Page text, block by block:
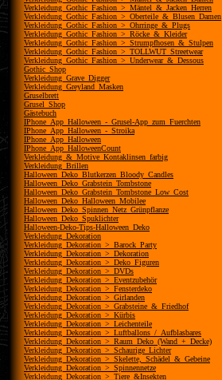
Verkleidung_Gothic_Fashion_>_Mäntel_&_Jacken_Herren
Verkleidung_Gothic_Fashion_>_Oberteile_&_Blusen_Damen
Verkleidung_Gothic_Fashion_>_Ohrringe_&_Plugs
Verkleidung_Gothic_Fashion_>_Röcke_&_Kleider
Verkleidung_Gothic_Fashion_>_Strumpfhosen_&_Stulpen
Verkleidung_Gothic_Fashion_>_TOLLWUT_Streetwear
Verkleidung_Gothic_Fashion_>_Underwear_&_Dessous
Gothic_Shop
Verkleidung_Grave_Digger
Verkleidung_Greyland_Masken
Gruselbrett
Grusel_Shop
Gästebuch
IPhone_App_Halloween_-_Grusel-App_zum_Fuerchten
IPhone_App_Halloween_-_Stroika
IPhone_App_Halloween
IPhone_App_HalloweenCount
Verkleidung_&_Motive_Kontaklinsen_farbig
Verkleidung_Brillen
Halloween_Deko_Blutkerzen_Bloody_Candles
Halloween_Deko_Grabstein_Tombstone
Halloween_Deko_Grabstein_Tombstone_Low_Cost
Halloween_Deko_Halloween_Mobilee
Halloween_Deko_Spinnen_Netz_Grünpflanze
Halloween_Deko_Spuklichter
Halloween-Deko-Tips-Halloween_Deko
Verkleidung_Dekoration
Verkleidung_Dekoration_>_Barock_Party
Verkleidung_Dekoration_>_Dekoration
Verkleidung_Dekoration_>_Deko_Figuren
Verkleidung_Dekoration_>_DVDs
Verkleidung_Dekoration_>_Eventzubehör
Verkleidung_Dekoration_>_Fensterdeko
Verkleidung_Dekoration_>_Girlanden
Verkleidung_Dekoration_>_Grabsteine_&_Friedhof
Verkleidung_Dekoration_>_Kürbis
Verkleidung_Dekoration_>_Leichenteile
Verkleidung_Dekoration_>_Luftballons_/_Aufblasbares
Verkleidung_Dekoration_>_Raum_Deko_(Wand_+_Decke)
Verkleidung_Dekoration_>_Schaurige_Lichter
Verkleidung_Dekoration_>_Skelette,_Schädel_&_Gebeine
Verkleidung_Dekoration_>_Spinnennetze
Verkleidung_Dekoration_>_Tiere_&Insekten